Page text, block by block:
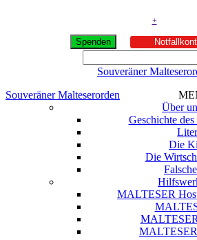
+
Spenden
Souveräner
Souveräner Malteserorden
Über
Geschichte
Die
Die
MALTESER
MALTESER